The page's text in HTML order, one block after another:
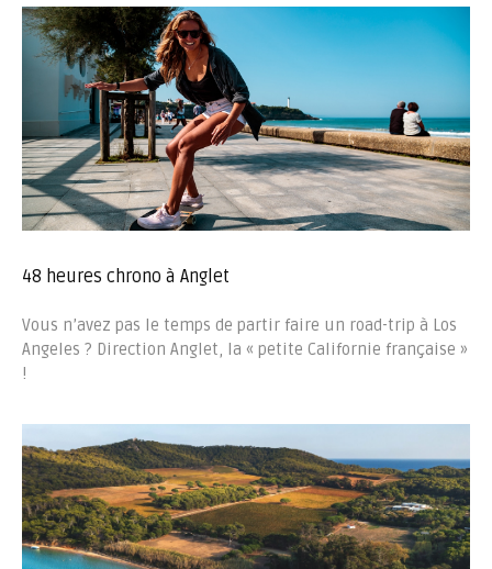
48 heures chrono à Anglet
Vous n’avez pas le temps de partir faire un road-trip à Los
Angeles ? Direction Anglet, la « petite Californie française »
!